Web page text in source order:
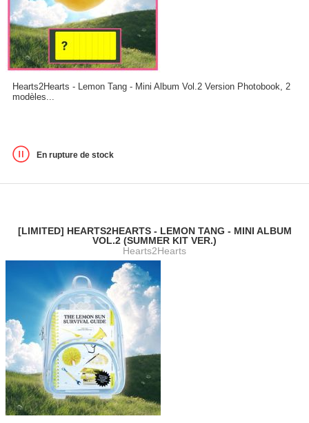
Hearts2Hearts - Lemon Tang - Mini Album Vol.2 Version Photobook, 2
modèles...
En rupture de stock
[LIMITED] HEARTS2HEARTS - LEMON TANG - MINI ALBUM
VOL.2 (SUMMER KIT VER.)
Hearts2Hearts